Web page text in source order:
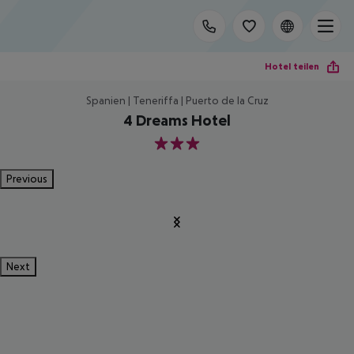
Hotel teilen
Spanien | Teneriffa | Puerto de la Cruz
4 Dreams Hotel
3
Previous
Next